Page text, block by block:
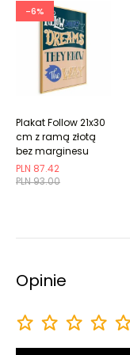
-6%
PLN 93.00
PLN 87.42
Plakat Follow 21x30
cm z ramą złotą
bez marginesu
Opinie